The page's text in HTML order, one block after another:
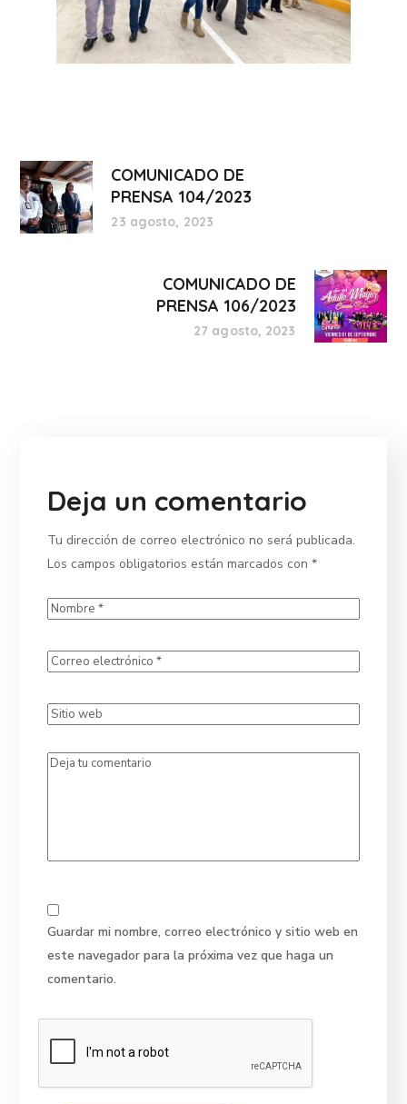
COMUNICADO DE
PRENSA 104/2023
23 agosto, 2023
COMUNICADO DE
PRENSA 106/2023
27 agosto, 2023
Deja un comentario
Tu dirección de correo electrónico no será publicada.
Los campos obligatorios están marcados con*
Guardar mi nombre, correo electrónico y sitio web en
este navegador para la próxima vez que haga un
comentario.